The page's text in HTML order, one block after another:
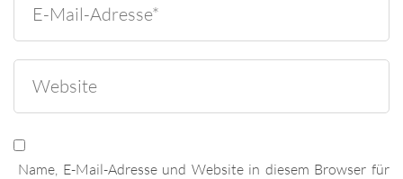
Name, E-Mail-Adresse und Website in diesem Browser für